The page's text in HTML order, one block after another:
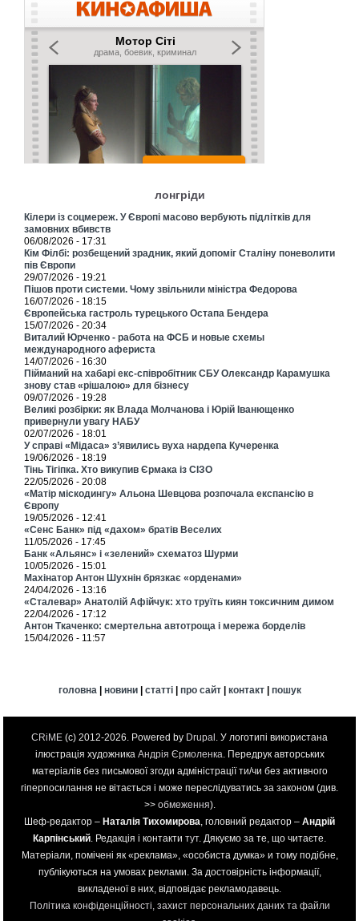
лонгріди
Кілери із соцмереж. У Європі масово вербують підлітків для
замовних вбивств
06/08/2026 - 17:31
Кім Філбі: розбещений зрадник, який допоміг Сталіну поневолити
пів Європи
29/07/2026 - 19:21
Пішов проти системи. Чому звільнили міністра Федорова
16/07/2026 - 18:15
Європейська гастроль турецького Остапа Бендера
15/07/2026 - 20:34
Виталий Юрченко - работа на ФСБ и новые схемы
международного афериста
14/07/2026 - 16:30
Пійманий на хабарі екс-співробітник СБУ Олександр Карамушка
знову став «рішалою» для бізнесу
09/07/2026 - 19:28
Великі розбірки: як Влада Молчанова і Юрій Іванющенко
привернули увагу НАБУ
02/07/2026 - 18:01
У справі «Мідаса» з’явились вуха нардепа Кучеренка
19/06/2026 - 18:19
Тінь Тігіпка. Хто викупив Єрмака із СІЗО
22/05/2026 - 20:08
«Матір міскодингу» Альона Шевцова розпочала експансію в
Європу
19/05/2026 - 12:41
«Сенс Банк» під «дахом» братів Веселих
11/05/2026 - 17:45
Банк «Альянс» і «зелений» схематоз Шурми
10/05/2026 - 15:01
Махінатор Антон Шухнін брязкає «орденами»
24/04/2026 - 13:16
«Сталевар» Анатолій Афійчук: хто труїть киян токсичним димом
22/04/2026 - 17:12
Антон Ткаченко: смертельна автотроща і мережа борделів
15/04/2026 - 11:57
головна| новини| статті| про сайт| контакт| пошук
CRiME (c) 2012-2026. Powered by Drupal . У логотипі використана
ілюстрація художника Андрія Єрмоленка. Передрук авторських
матеріалів без письмової згоди адміністрації ти/чи без активного
гіперпосилання не вітається і може переслідуватись за законом (див.
>> обмеження).
Шеф-редактор – Наталія Тихомирова, головний редактор – Андрій
Карпінський. Редакція і контакти тут. Дякуємо за те, що читаєте.
Матеріали, помічені як «реклама», «особиста думка» и тому подібне,
публікуються на умовах реклами. За достовірність інформації,
викладеної в них, відповідає рекламодавець.
Політика конфіденційності, захист персональних даних та файли